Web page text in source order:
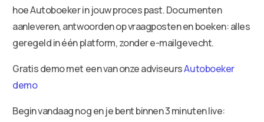
hoe Autoboeker in jouw proces past. Documenten
aanleveren, antwoorden op vraagposten en boeken: alles
geregeld in één platform, zonder e-mailgevecht.
Gratis demo met een van onze adviseursAutoboeker
demo
Begin vandaag nog en je bent binnen 3 minuten live: